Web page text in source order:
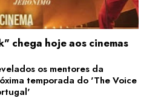
chega hoje aos cinemas
os mentores da
temporada do 'The Voice